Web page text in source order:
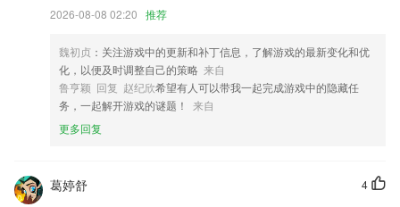
2026-08-08 02:20 推荐
魏初贞 ：关注游戏中的更新和补丁信息，了解游戏的最新变化和优
化，以便及时调整自己的策略 来自
鲁亨颖 回复 赵纪欣希望有人可以带我一起完成游戏中的隐藏任
务，一起解开游戏的谜题！
来自
更多回复
4
葛婷舒